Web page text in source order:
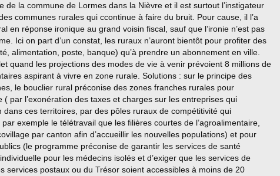
de la commune de Lormes dans la Nièvre et il est surtout l’instigateur
communes rurales qui ccontinue à faire du bruit. Pour cause, il l’a
en réponse ironique au grand voisin fiscal, sauf que l’ironie n’est pas
Ici on part d’un constat, les ruraux n’auront bientôt pour profiter des
alimentation, poste, banque) qu’à prendre un abonnement en ville.
quand les projections des modes de vie à venir prévoient 8 millions de
aspirant à vivre en zone rurale. Solutions : sur le principe des
le bouclier rural préconise des zones franches rurales pour
( par l’exonération des taxes et charges sur les entreprises qui
dans ces territoires, par des pôles ruraux de compétitivité qui
exemple le télétravail que les filières courtes de l’agroalimentaire,
par canton afin d’accueillir les nouvelles populations) et pour
(le programme préconise de garantir les services de santé
pour les médecins isolés et d’exiger que les services de
services postaux ou du Trésor soient accessibles à moins de 20